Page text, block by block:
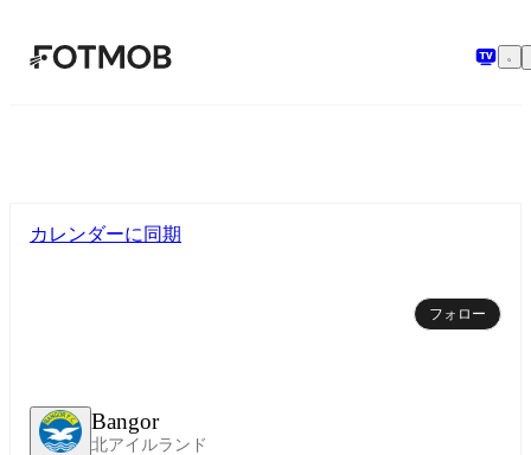
メインコンテンツへスキップ
Bangor
北アイルランド
カレンダーに同期
フォロー